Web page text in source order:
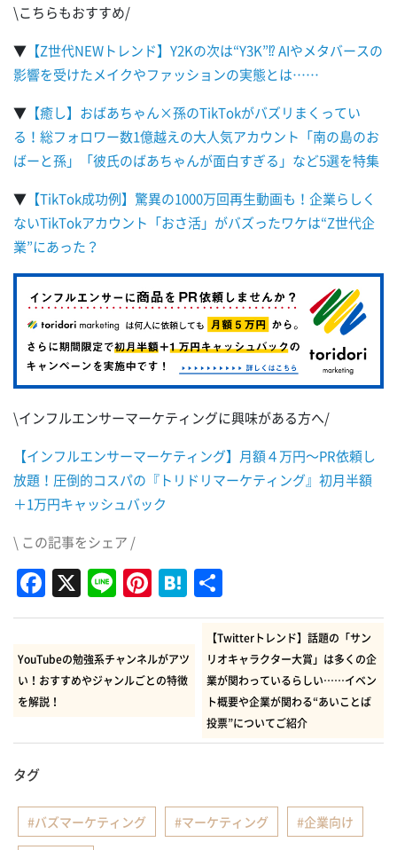
\こちらもおすすめ/
▼ 【Z世代NEWトレンド】Y2Kの次は“Y3K”⁉ AIやメタバースの
影響を受けたメイクやファッションの実態とは……
▼ 【癒し】おばあちゃん×孫のTikTokがバズリまくってい
る！総フォロワー数1億越えの大人気アカウント「南の島のお
ばーと孫」「彼氏のばあちゃんが面白すぎる」など5選を特集
▼ 【TikTok成功例】驚異の1000万回再生動画も！企業らしく
ないTikTokアカウント「おさ活」がバズったワケは“Z世代企
業”にあった？
\インフルエンサーマーケティングに興味がある方へ/
【インフルエンサーマーケティング】月額４万円～PR依頼し
放題！圧倒的コスパの『トリドリマーケティング』初月半額
＋1万円キャッシュバック
\ この記事をシェア /
Facebook
X LinePinterest
Hatena
有
YouTubeの勉強系チャンネルがアツ
い！おすすめやジャンルごとの特徴
を解説！
【Twitterトレンド】話題の「サン
リオキャラクター大賞」は多くの企
業が関わっているらしい……イベン
ト概要や企業が関わる“あいことば
投票”についてご紹介
タグ
バズマーケティング マーケティング 企業向け